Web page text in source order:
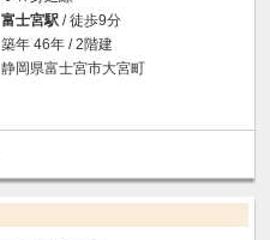
富士宮駅 / 徒歩9分
築年 46年 / 2階建
静岡県富士宮市大宮町